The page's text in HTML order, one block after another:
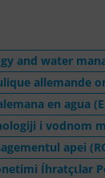
and water
allemande
en agua
i vodnom
apei
Íhratçιlar